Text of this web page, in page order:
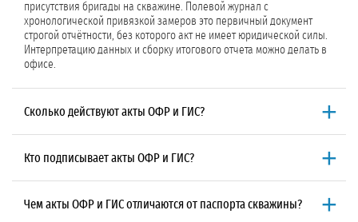
присутствия бригады на скважине. Полевой журнал с
хронологической привязкой замеров это первичный документ
строгой отчётности, без которого акт не имеет юридической силы.
Интерпретацию данных и сборку итогового отчета можно делать в
офисе.
Сколько действуют акты ОФР и ГИС?
Акты действуют весь срок эксплуатации скважины,то есть 25–50
хранятся постоянно. Повторные ОФР назначаются, если дебит упал
состояния обсадных колонн.
Кто подписывает акты ОФР и ГИС?
Действует трёхуровневая система подписей.На полевом уровне
На техническом уровне заключения заверяют главный гидрогеолог
Чем акты ОФР и ГИС отличаются от паспорта скважины?